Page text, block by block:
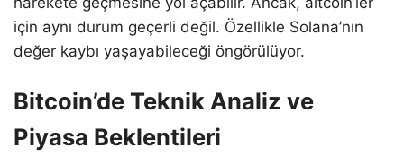
için aynı durum geçerli değil. Özellikle Solana’nın
değer kaybı yaşayabileceği öngörülüyor.
Bitcoin’de Teknik Analiz ve
Piyasa Beklentileri